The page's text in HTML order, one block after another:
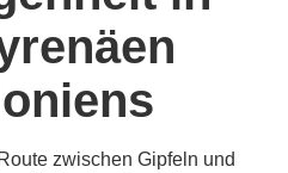
zwischen Gipfeln und